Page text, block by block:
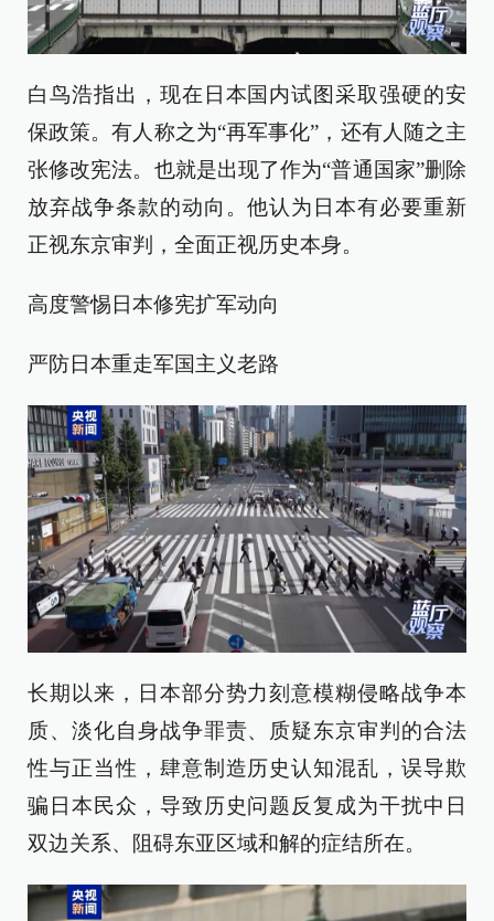
白鸟浩指出，现在日本国内试图采取强硬的安
保政策。有人称之为“再军事化”，还有人随之主
张修改宪法。也就是出现了作为“普通国家”删除
放弃战争条款的动向。他认为日本有必要重新
正视东京审判，全面正视历史本身。
高度警惕日本修宪扩军动向
严防日本重走军国主义老路
长期以来，日本部分势力刻意模糊侵略战争本
质、淡化自身战争罪责、质疑东京审判的合法
性与正当性，肆意制造历史认知混乱，误导欺
骗日本民众，导致历史问题反复成为干扰中日
双边关系、阻碍东亚区域和解的症结所在。